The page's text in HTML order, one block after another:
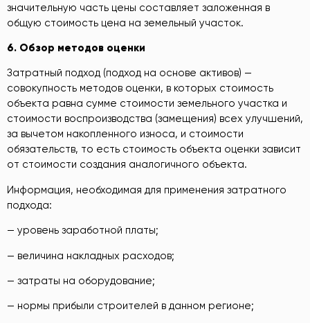
значительную часть цены составляет заложенная в
общую стоимость цена на земельный участок.
6. Обзор методов оценки
Затратный подход (подход на основе активов) —
совокупность методов оценки, в которых стоимость
объекта равна сумме стоимости земельного участка и
стоимости воспроизводства (замещения) всех улучшений,
за вычетом накопленного износа, и стоимости
обязательств, то есть стоимость объекта оценки зависит
от стоимости создания аналогичного объекта.
Информация, необходимая для применения затратного
подхода:
— уровень заработной платы;
— величина накладных расходов;
— затраты на оборудование;
— нормы прибыли строителей в данном регионе;